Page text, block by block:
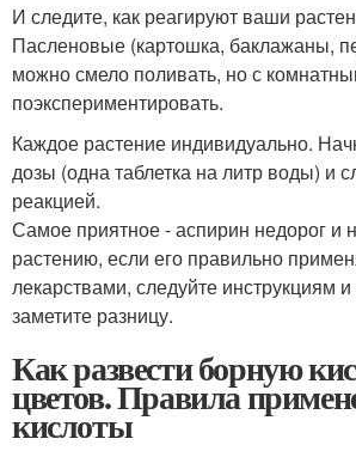
И следите, как реагируют ваши
Пасленовые (картошка, баклажаны,
можно смело поливать, но с
поэкспериментировать.
Каждое растение индивидуально.
дозы (одна таблетка на литр воды) и
реакцией.
Самое приятное - аспирин недорог и
растению, если его правильно
лекарствами, следуйте инструкциям
заметите разницу.
Как развести борную
цветов. Правила
кислоты